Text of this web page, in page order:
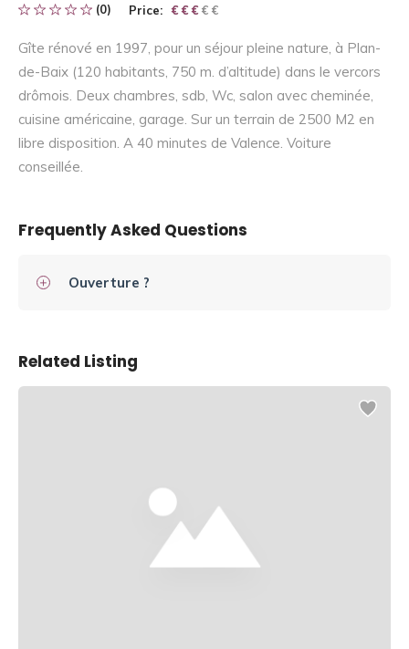
(0) Price: € € € € €
€ € €
Gîte rénové en 1997, pour un séjour pleine nature, à Plan-
de-Baix (120 habitants, 750 m. d’altitude) dans le vercors
drômois. Deux chambres, sdb, Wc, salon avec cheminée,
cuisine américaine, garage. Sur un terrain de 2500 M2 en
libre disposition. A 40 minutes de Valence. Voiture
conseillée.
Frequently Asked Questions
Ouverture ?
Related Listing